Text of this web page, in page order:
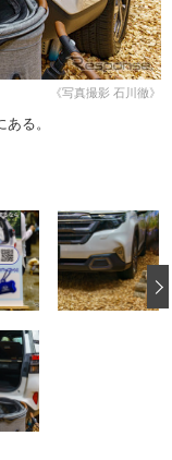
クト
ロショップ検索
コラム
インタビュー
ベントレポート
《写真撮影 石川徹》
る。